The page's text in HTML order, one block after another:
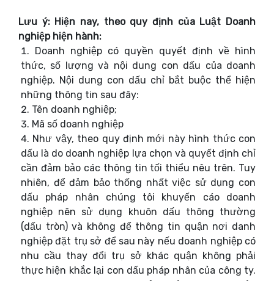
Lưu ý: Hiện nay, theo quy định của Luật Doanh
nghiệp hiện hành:
Doanh nghiệp có quyền quyết định về hình
thức, số lượng và nội dung con dấu của doanh
nghiệp. Nội dung con dấu chỉ bắt buộc thể hiện
những thông tin sau đây:
Tên doanh nghiệp;
Mã số doanh nghiệp
Như vậy, theo quy định mới này hình thức con
dấu là do doanh nghiệp lựa chọn và quyết định chỉ
cần đảm bảo các thông tin tối thiểu nêu trên. Tuy
nhiên, để đảm bảo thống nhất việc sử dụng con
dấu pháp nhân chúng tôi khuyến cáo doanh
nghiệp nên sử dụng khuôn dấu thông thường
(dấu tròn) và không để thông tin quận nơi danh
nghiệp đặt trụ sở để sau này nếu doanh nghiệp có
nhu cầu thay đổi trụ sở khác quận không phải
thực hiện khắc lại con dấu pháp nhân của công ty.